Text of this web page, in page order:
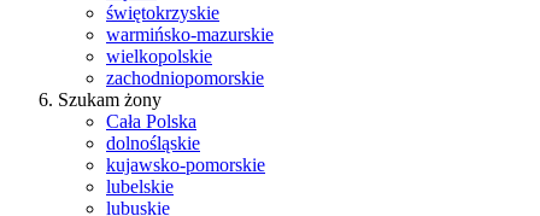
świętokrzyskie
warmińsko-mazurskie
wielkopolskie
zachodniopomorskie
Szukam żony
Cała Polska
dolnośląskie
kujawsko-pomorskie
lubelskie
lubuskie